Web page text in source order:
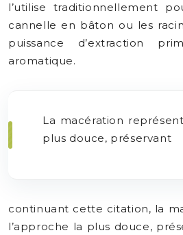
l’utilise traditionnellement
cannelle en bâton ou les
puissance d’extraction
aromatique.
La macération
plus douce, préservant
continuant cette citation, la
l’approche la plus douce,